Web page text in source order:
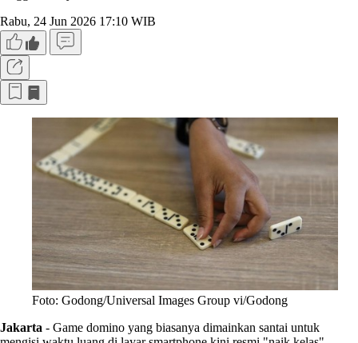
Rabu, 24 Jun 2026 17:10 WIB
Foto: Godong/Universal Images Group vi/Godong
Jakarta - Game domino yang biasanya dimainkan santai untuk